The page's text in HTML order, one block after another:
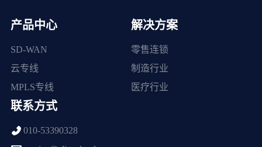
产品中心
SD-WAN
云专线
MPLS专线
解决方案
零售连锁
制造行业
医疗行业
联系方式
010-53390328